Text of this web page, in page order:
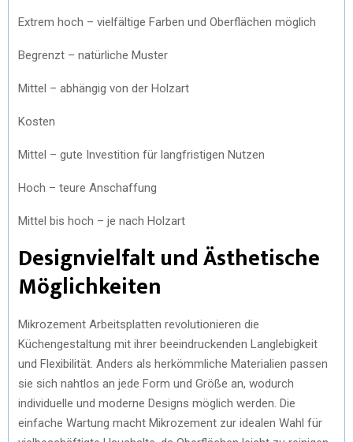
Extrem hoch – vielfältige Farben und Oberflächen möglich
Begrenzt – natürliche Muster
Mittel – abhängig von der Holzart
Kosten
Mittel – gute Investition für langfristigen Nutzen
Hoch – teure Anschaffung
Mittel bis hoch – je nach Holzart
Designvielfalt und Ästhetische
Möglichkeiten
Mikrozement Arbeitsplatten revolutionieren die
Küchengestaltung mit ihrer beeindruckenden Langlebigkeit
und Flexibilität. Anders als herkömmliche Materialien passen
sie sich nahtlos an jede Form und Größe an, wodurch
individuelle und moderne Designs möglich werden. Die
einfache Wartung macht Mikrozement zur idealen Wahl für